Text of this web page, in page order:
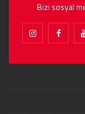
Bizi sosyal